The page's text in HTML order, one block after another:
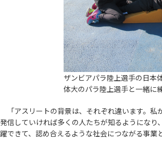
ザンビアパラ陸上選手の日本
体大のパラ陸上選手と一緒に
「アスリートの背景は、それぞれ違います。私
発信していければ多くの人たちが知るようにな
躍できて、認め合えるような社会につながる事業